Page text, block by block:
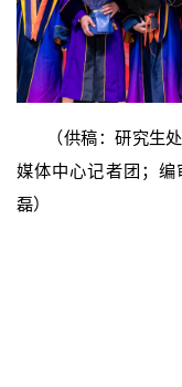
（供稿：研究生
媒体中心记者团；
磊）